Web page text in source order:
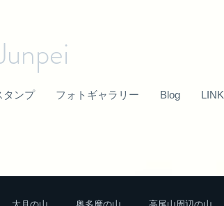
タンプ フォトギャラリー Blog LINK